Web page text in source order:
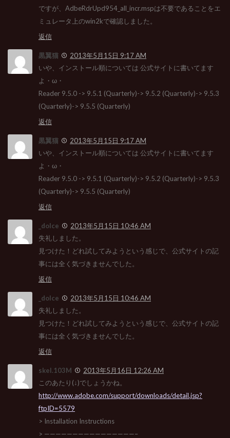
ですが、AdbeRdrUpd954_all_incr.mspは不要であることをエ
ミュレータ上のwin2kで確認しました。
返信
黒翼猫
2013年5月15日 9:17 AM
いや、インストール順については 公式サイトに書いてます
よ・ω・
Reader 9.5.0 -> 9.5.1 (Quarterly)-> 9.5.2 (Quarterly)-> 9.5.3
(Quarterly)-> 9.5.5 (Quarterly)
返信
黒翼猫
2013年5月15日 9:17 AM
いや、インストール順については 公式サイトに書いてます
よ・ω・
Reader 9.5.0 -> 9.5.1 (Quarterly)-> 9.5.2 (Quarterly)-> 9.5.3
(Quarterly)-> 9.5.5 (Quarterly)
返信
_dolce
2013年5月15日 10:46 AM
失礼しました。
見つけた！どれ試してみようという感じで、公式サイトの記
事には全く気づきませんでした。
返信
_dolce
2013年5月15日 10:46 AM
失礼しました。
見つけた！どれ試してみようという感じで、公式サイトの記
事には全く気づきませんでした。
返信
skel.103M
2013年5月16日 12:26 AM
このあたり(↓)でしょうかね。
http://www.adobe.com/support/downloads/detail.jsp?
ftpID=5579
> Installation Instructions
> ————————————————–